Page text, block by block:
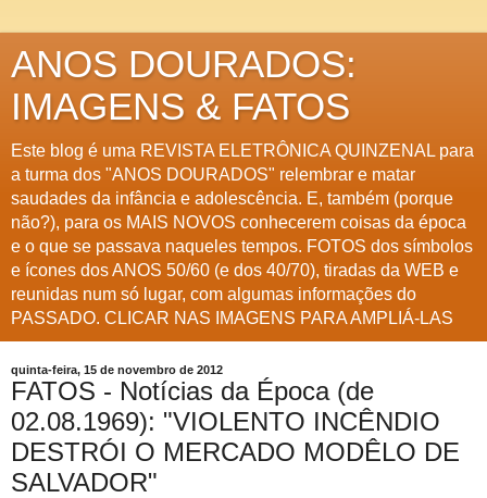
ANOS DOURADOS:
IMAGENS & FATOS
Este blog é uma REVISTA ELETRÔNICA QUINZENAL para
a turma dos "ANOS DOURADOS" relembrar e matar
saudades da infância e adolescência. E, também (porque
não?), para os MAIS NOVOS conhecerem coisas da época
e o que se passava naqueles tempos. FOTOS dos símbolos
e ícones dos ANOS 50/60 (e dos 40/70), tiradas da WEB e
reunidas num só lugar, com algumas informações do
PASSADO. CLICAR NAS IMAGENS PARA AMPLIÁ-LAS
quinta-feira, 15 de novembro de 2012
FATOS - Notícias da Época (de
02.08.1969): "VIOLENTO INCÊNDIO
DESTRÓI O MERCADO MODÊLO DE
SALVADOR"